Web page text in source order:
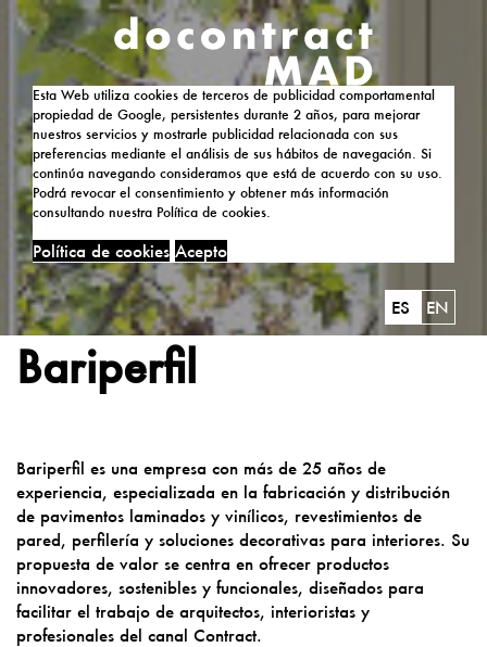
Esta Web utiliza cookies de terceros de publicidad comportamental
propiedad de Google, persistentes durante 2 años, para mejorar
nuestros servicios y mostrarle publicidad relacionada con sus
preferencias mediante el análisis de sus hábitos de navegación. Si
continúa navegando consideramos que está de acuerdo con su uso.
Podrá revocar el consentimiento y obtener más información
consultando nuestra Política de cookies.
Política de cookies Acepto
ES EN
Bariperfil
Bariperfil es una empresa con más de 25 años de
experiencia, especializada en la fabricación y distribución
de pavimentos laminados y vinílicos, revestimientos de
pared, perfilería y soluciones decorativas para interiores. Su
propuesta de valor se centra en ofrecer productos
innovadores, sostenibles y funcionales, diseñados para
facilitar el trabajo de arquitectos, interioristas y
profesionales del canal Contract.